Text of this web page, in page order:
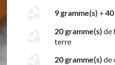
9 gramme(s) +
20 gramme(s) de
terre
20 gramme(s) de